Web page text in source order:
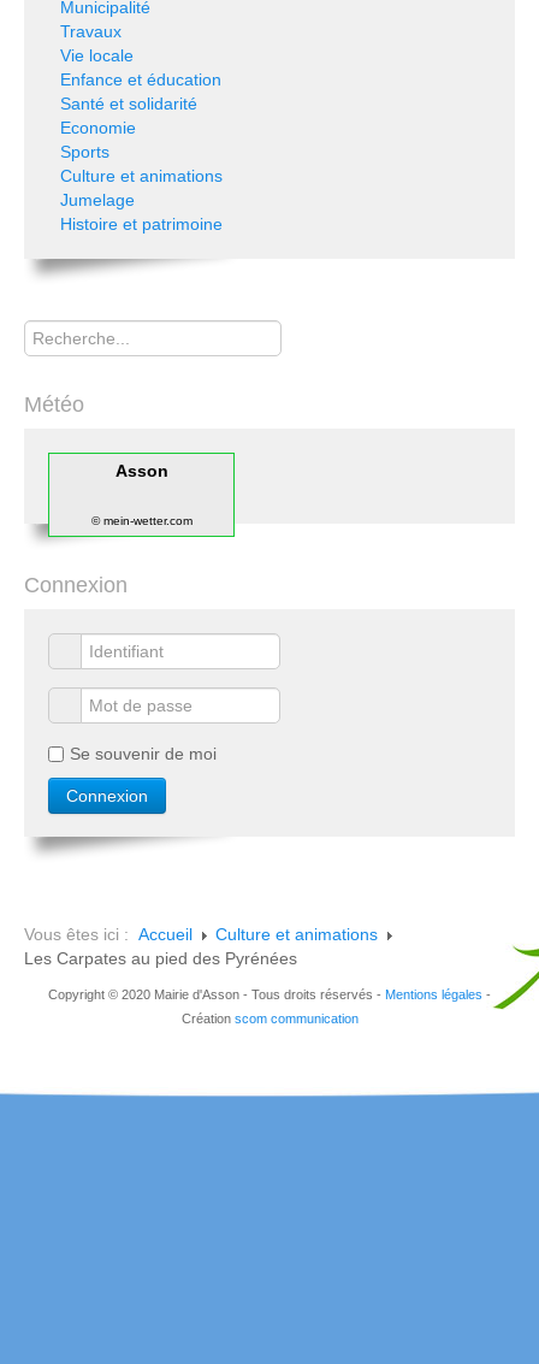
Municipalité
Travaux
Vie locale
Enfance et éducation
Santé et solidarité
Economie
Sports
Culture et animations
Jumelage
Histoire et patrimoine
Rechercher
Météo
Asson
© mein-wetter.com
Connexion
Se souvenir de moi
Vous êtes ici : Accueil
Culture et animations
Les Carpates au pied des Pyrénées
Copyright © 2020 Mairie d'Asson - Tous droits réservés - Mentions légales -
Création scom communication